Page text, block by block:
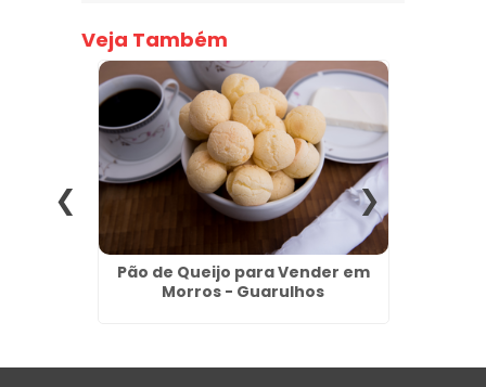
Veja Também
Pão de Queijo para Vender em
Morros - Guarulhos